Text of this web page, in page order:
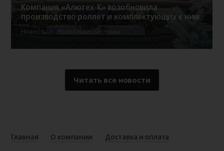
Компания «Алютех-К» возобновила
производство роллет и комплектующих к ним
Новость Роллетные системы
Читать все новости
Главная О компании
Доставка и оплата